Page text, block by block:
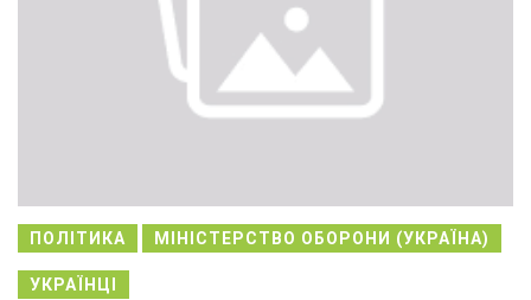
ПОЛІТИКА МІНІСТЕРСТВО ОБОРОНИ (УКРАЇНА)
УКРАЇНЦІ